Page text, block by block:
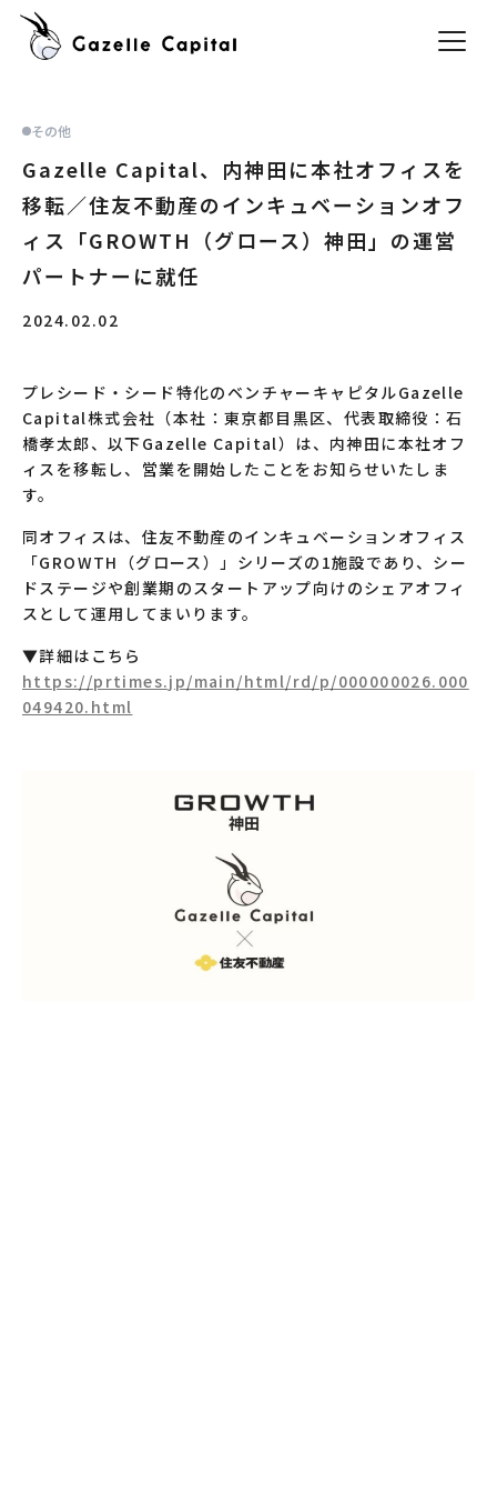
その他
Gazelle Capital、内神田に本社オフィスを
移転／住友不動産のインキュベーションオフ
ィス「GROWTH（グロース）神田」の運営
パートナーに就任
2024.02.02
プレシード・シード特化のベンチャーキャピタルGazelle
Capital株式会社（本社：東京都目黒区、代表取締役：石
橋孝太郎、以下Gazelle Capital）は、内神田に本社オフ
ィスを移転し、営業を開始したことをお知らせいたしま
す。
同オフィスは、住友不動産のインキュベーションオフィス
「GROWTH（グロース）」シリーズの1施設であり、シー
ドステージや創業期のスタートアップ向けのシェアオフィ
スとして運用してまいります。
▼詳細はこちら
https://prtimes.jp/main/html/rd/p/000000026.000
049420.html